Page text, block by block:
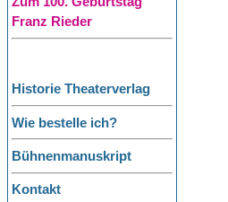
Franz Rieder
Historie Theaterverlag
Wie bestelle ich?
Bühnenmanuskript
Kontakt